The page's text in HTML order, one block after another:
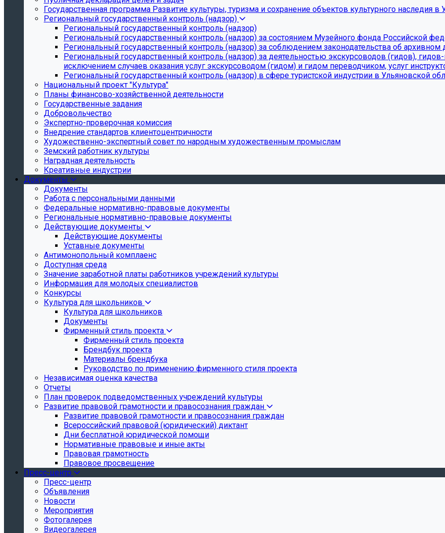
Государственная программа Развитие культуры, туризма и сохранение объектов культурного наследия в
Региональный государственный контроль (надзор)
Региональный государственный контроль (надзор)
Региональный государственный контроль (надзор) за состоянием Музейного фонда Российской
Региональный государственный контроль (надзор) за соблюдением законодательства об архивном
Региональный государственный контроль (надзор) за деятельностью экскурсоводов (гидов),
исключением случаев оказания услуг экскурсоводом (гидом) и гидом переводчиком, услуг
Региональный государственный контроль (надзор) в сфере туристской индустрии в Ульяновской
Национальный проект "Культура"
Планы финансово-хозяйственной деятельности
Государственные задания
Добровольчество
Экспертно-проверочная комиссия
Внедрение стандартов клиентоцентричности
Художественно-экспертный совет по народным художественным промыслам
Земский работник культуры
Наградная деятельность
Креативные индустрии
Документы
Документы
Работа с персональными данными
Федеральные нормативно-правовые документы
Региональные нормативно-правовые документы
Действующие документы
Действующие документы
Уставные документы
Антимонопольный комплаенс
Доступная среда
Значение заработной платы работников учреждений культуры
Информация для молодых специалистов
Конкурсы
Культура для школьников
Культура для школьников
Документы
Фирменный стиль проекта
Фирменный стиль проекта
Брендбук проекта
Материалы брендбука
Руководство по применению фирменного стиля проекта
Независимая оценка качества
Отчеты
План проверок подведомственных учреждений культуры
Развитие правовой грамотности и правосознания граждан
Развитие правовой грамотности и правосознания граждан
Всероссийский правовой (юридический) диктант
Дни бесплатной юридической помощи
Нормативные правовые и иные акты
Правовая грамотность
Правовое просвещение
Пресс-центр
Пресс-центр
Объявления
Новости
Мероприятия
Фотогалерея
Видеогалерея